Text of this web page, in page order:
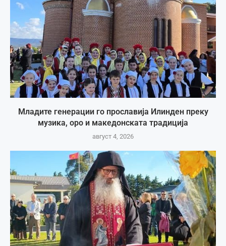
Младите генерации го прославија Илинден преку
музика, оро и македонската традиција
август 4, 2026